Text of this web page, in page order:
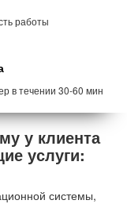
работы
в течении 30-60 мин
у клиента
услуги:
системы,